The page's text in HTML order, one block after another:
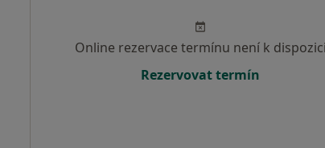
Online rezervace termínu není k dispozici
Rezervovat termín